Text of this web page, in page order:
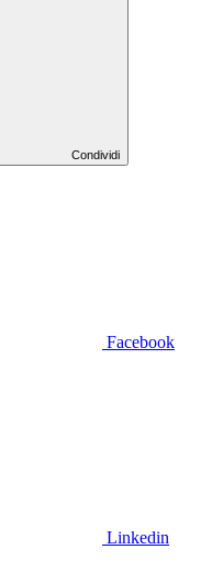
Condividi
Facebook
Linkedin